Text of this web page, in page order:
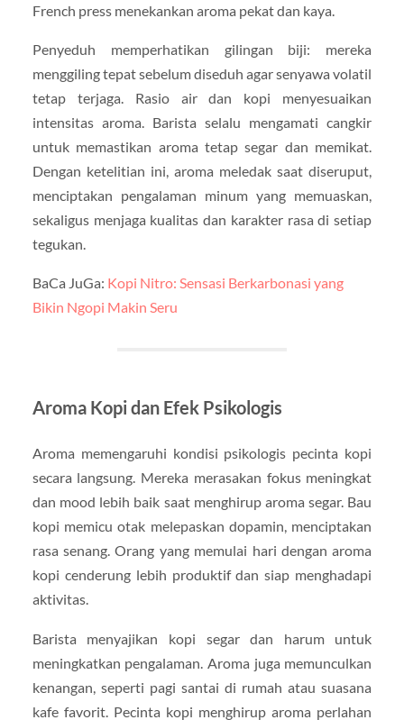
French press menekankan aroma pekat dan kaya.
Penyeduh memperhatikan gilingan biji: mereka
menggiling tepat sebelum diseduh agar senyawa volatil
tetap terjaga. Rasio air dan kopi menyesuaikan
intensitas aroma. Barista selalu mengamati cangkir
untuk memastikan aroma tetap segar dan memikat.
Dengan ketelitian ini, aroma meledak saat diseruput,
menciptakan pengalaman minum yang memuaskan,
sekaligus menjaga kualitas dan karakter rasa di setiap
tegukan.
BaCa JuGa: Kopi Nitro: Sensasi Berkarbonasi yang
Bikin Ngopi Makin Seru
Aroma Kopi dan Efek Psikologis
Aroma memengaruhi kondisi psikologis pecinta kopi
secara langsung. Mereka merasakan fokus meningkat
dan mood lebih baik saat menghirup aroma segar. Bau
kopi memicu otak melepaskan dopamin, menciptakan
rasa senang. Orang yang memulai hari dengan aroma
kopi cenderung lebih produktif dan siap menghadapi
aktivitas.
Barista menyajikan kopi segar dan harum untuk
meningkatkan pengalaman. Aroma juga memunculkan
kenangan, seperti pagi santai di rumah atau suasana
kafe favorit. Pecinta kopi menghirup aroma perlahan